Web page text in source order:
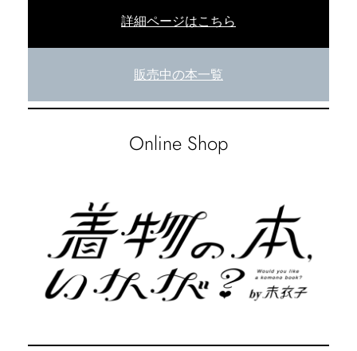
詳細ページはこちら
販売中の本一覧
Online Shop